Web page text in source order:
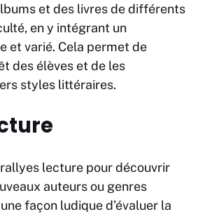
et des livres de différents
en y intégrant un
et varié. Cela permet de
des élèves et de les
styles littéraires.
lecture pour découvrir
auteurs ou genres
façon ludique d’évaluer la